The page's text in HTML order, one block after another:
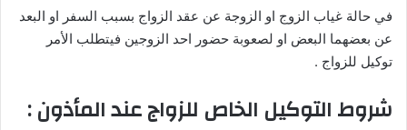
في حالة غياب الزوج او الزوجة عن عقد الزواج بسبب السفر او البعد
عن بعضهما البعض او لصعوبة حضور احد الزوجين فيتطلب الأمر
توكيل للزواج .
شروط التوكيل الخاص للزواج عند المأذون :